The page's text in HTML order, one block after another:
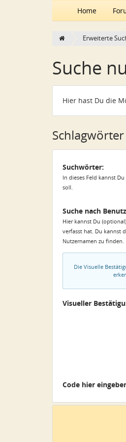
Home
Erweiterte
Suche
Hier hast Du die
Suchwörter:
In dieses Feld kannst
soll.
Suche nach
Hier kannst Du
verfasst hat. Du kannst
Nutzernamen zu finden.
Die Visuelle
Visueller
Code hier